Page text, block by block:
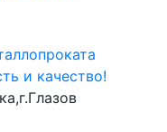
и качество!